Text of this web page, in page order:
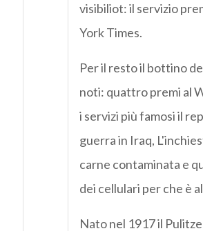
visibiliot: il servizio
York Times.
Per il resto il bottino
noti: quattro premi al
i servizi più famosi il
guerra in Iraq,
carne contaminata e
dei cellulari per che è
Nato nel 1917 il